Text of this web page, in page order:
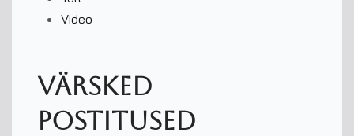
Video
Värsked
postitused